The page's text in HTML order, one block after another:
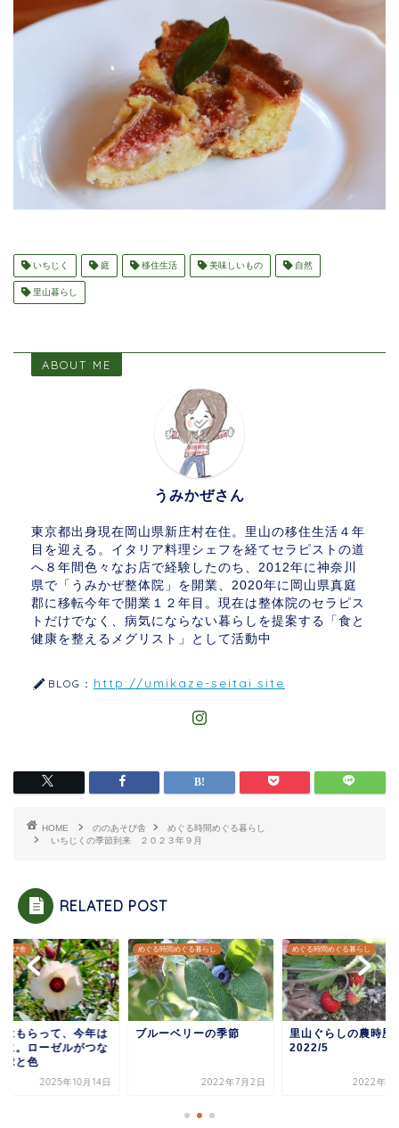
いちじく 庭 移住生活 美味しいもの 自然
里山暮らし
ABOUT ME
うみかぜさん
東京都出身現在岡山県新庄村在住。里山の移住生活４年
目を迎える。イタリア料理シェフを経てセラピストの道
へ８年間色々なお店で経験したのち、2012年に神奈川
県で「うみかぜ整体院」を開業、2020年に岡山県真庭
郡に移転今年で開業１２年目。現在は整体院のセラピス
トだけでなく、病気にならない暮らしを提案する「食と
健康を整えるメグリスト」として活動中
BLOG： http://umikaze-seitai.site
HOME ののあそび舎
めぐる時間めぐる暮らし
いちじくの季節到来 ２０２３年９月
RELATED POST
そび舎
はもらって、今年は
に。ローゼルがつな
縁と色
2025年10月14日
めぐる時間めぐる暮らし
ブルーベリーの季節
2022年7月2日
めぐる時間めぐる暮らし
里山ぐらしの農時
2022/5
2022年6